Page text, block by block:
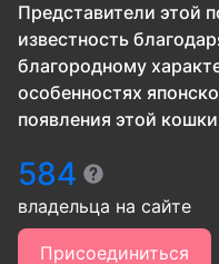
Представители этой
известность
благородному
особенностях
появления этой
584
владельца на сайте
Присоединиться